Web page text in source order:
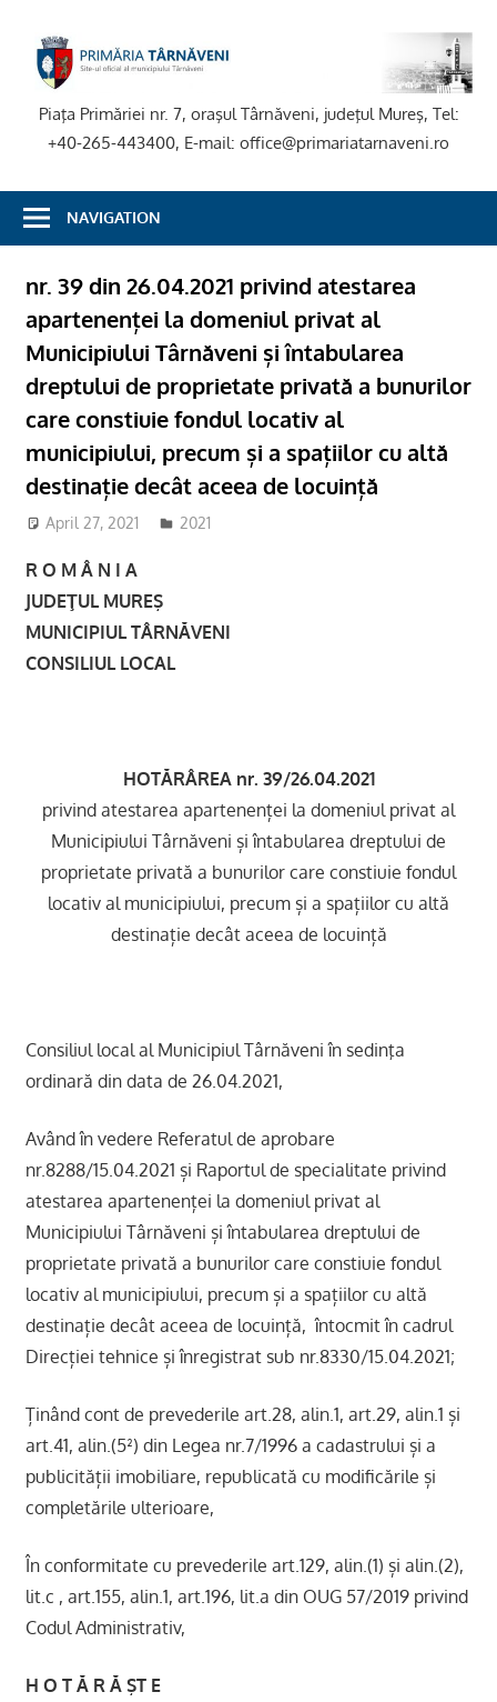
content
Piaţa Primăriei nr. 7, oraşul Târnăveni, judeţul Mureş, Tel:
+40-265-443400, E-mail: office@primariatarnaveni.ro
NAVIGATION
nr. 39 din 26.04.2021 privind atestarea
apartenenței la domeniul privat al
Municipiului Târnăveni și întabularea
dreptului de proprietate privată a bunurilor
care constiuie fondul locativ al
municipiului, precum și a spațiilor cu altă
destinație decât aceea de locuință
April 27, 2021 adm-mmm
2021
R O M Â N I A
JUDEŢUL MUREŞ
MUNICIPIUL TÂRNĂVENI
CONSILIUL LOCAL
HOTĂRÂREA nr. 39/26.04.2021
privind atestarea apartenenței la domeniul privat al
Municipiului Târnăveni și întabularea dreptului de
proprietate privată a bunurilor care constiuie fondul
locativ al municipiului, precum și a spațiilor cu altă
destinație decât aceea de locuință
Consiliul local al Municipiul Târnăveni în sedinţa
ordinară din data de 26.04.2021,
Având în vedere Referatul de aprobare
nr.8288/15.04.2021 și Raportul de specialitate privind
atestarea apartenenței la domeniul privat al
Municipiului Târnăveni și întabularea dreptului de
proprietate privată a bunurilor care constiuie fondul
locativ al municipiului, precum și a spațiilor cu altă
destinație decât aceea de locuință, întocmit în cadrul
Direcției tehnice și înregistrat sub nr.8330/15.04.2021;
Ținând cont de prevederile art.28, alin.1, art.29, alin.1 și
art.41, alin.(5²) din Legea nr.7/1996 a cadastrului și a
publicității imobiliare, republicată cu modificările și
completările ulterioare,
În conformitate cu prevederile art.129, alin.(1) și alin.(2),
lit.c , art.155, alin.1, art.196, lit.a din OUG 57/2019 privind
Codul Administrativ,
H O T Ă R Ă ŞT E